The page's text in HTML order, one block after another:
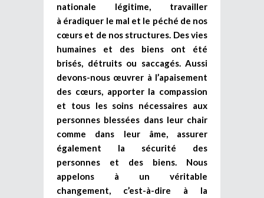
nationale légitime, travailler
à éradiquer le mal et le péché de nos
cœurs et de nos structures. Des vies
humaines et des biens ont été
brisés, détruits ou saccagés. Aussi
devons-nous œuvrer à l’apaisement
des cœurs, apporter la compassion
et tous les soins nécessaires aux
personnes blessées dans leur chair
comme dans leur âme, assurer
également la sécurité des
personnes et des biens. Nous
appelons à un véritable
changement, c’est-à-dire à la